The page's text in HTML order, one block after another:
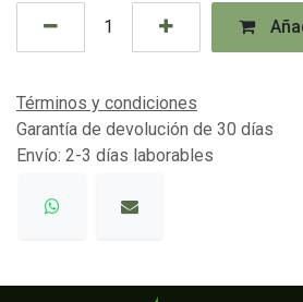
Términos y condiciones
Garantía de devolución de 30 días
Envío: 2-3 días laborables